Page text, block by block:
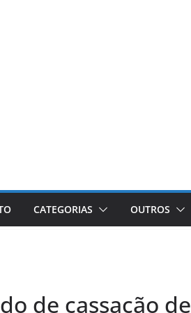
CATEGORIAS OUTROS
de cassação de